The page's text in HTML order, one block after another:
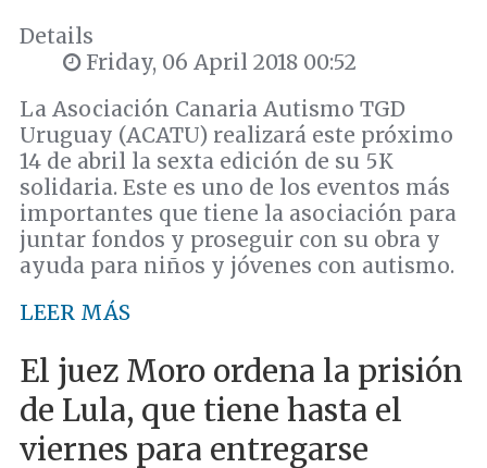
Details
Friday, 06 April 2018 00:52
La Asociación Canaria Autismo TGD
Uruguay (ACATU) realizará este próximo
14 de abril la sexta edición de su 5K
solidaria. Este es uno de los eventos más
importantes que tiene la asociación para
juntar fondos y proseguir con su obra y
ayuda para niños y jóvenes con autismo.
LEER MÁS
El juez Moro ordena la prisión
de Lula, que tiene hasta el
viernes para entregarse